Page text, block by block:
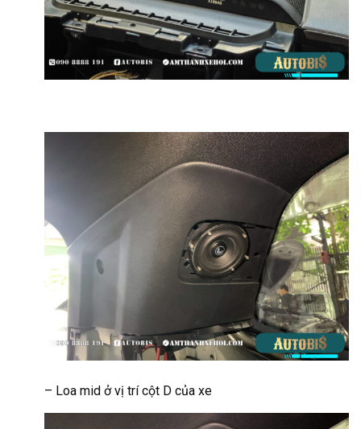
– Loa mid ở vị trí cột D của xe